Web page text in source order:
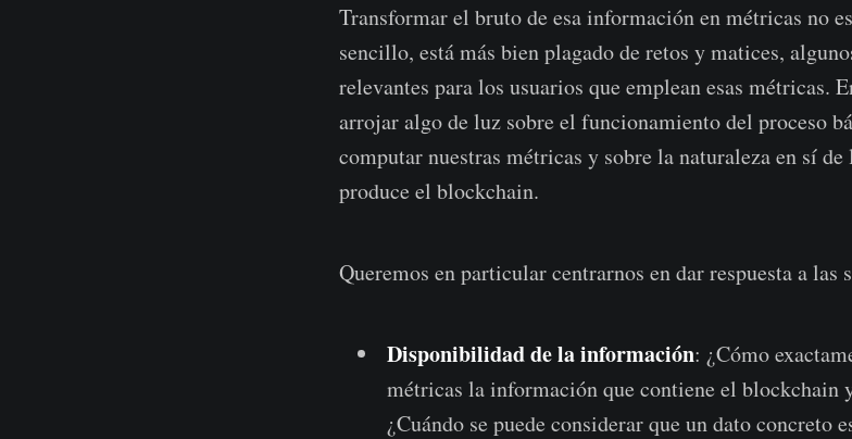
Transformar el bruto de esa información en métricas no
sencillo, está más bien plagado de retos y matices,
relevantes para los usuarios que emplean esas métricas.
arrojar algo de luz sobre el funcionamiento del proceso
computar nuestras métricas y sobre la naturaleza en sí de
produce el blockchain.
Queremos en particular centrarnos en dar respuesta a las
Disponibilidad de la información: ¿Cómo
métricas la información que contiene el blockchain
¿Cuándo se puede considerar que un dato concreto